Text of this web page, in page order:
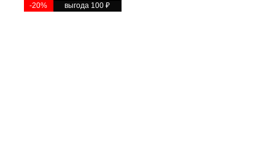
-20% выгода 100₽